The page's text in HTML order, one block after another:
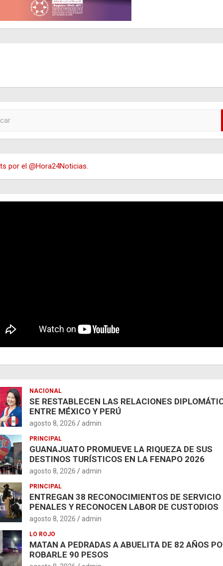
por el @Hora24Noticias.
NACIONAL
SE RESTABLECEN LAS RELACIONES
ENTRE MÉXICO Y PERÚ
agosto 8, 2026 admin
PRINCIPAL
GUANAJUATO PROMUEVE LA RIQUEZA DE SUS
DESTINOS TURÍSTICOS EN LA FENAPO 2026
agosto 8, 2026 admin
PRINCIPAL
ENTREGAN 38 RECONOCIMIENTOS DE SERVICIO
PENALES Y RECONOCEN LABOR DE CUSTODIOS
agosto 8, 2026 admin
LO ROJO
MATAN A PEDRADAS A ABUELITA DE 82 AÑOS
ROBARLE 90 PESOS